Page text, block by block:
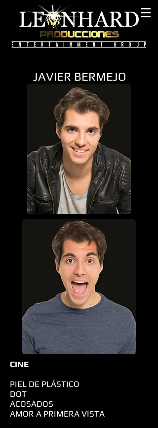
JAVIER BERMEJO
CINE
PIEL DE PLÁSTICO
DOT
ACOSADOS
AMOR A PRIMERA VISTA